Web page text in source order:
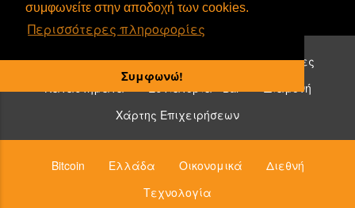
συμφωνείτε στην αποδοχή των cookies.
Περισσότερες πληροφορίες
Συμφωνώ!
Επιχειρήσεις που δέχονται bitcoin:
Υπηρεσίες
Καταστήματα
Εστιατόρια - Bar
Διαμονή
Χάρτης Επιχειρήσεων
Bitcoin Ελλάδα Οικονομικά
Διεθνή
Τεχνολογία